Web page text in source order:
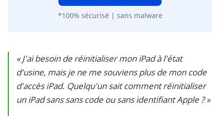
*100% sécurisé | sans malware
« J'ai besoin de réinitialiser mon iPad à l'état
d'usine, mais je ne me souviens plus de mon code
d'accès iPad. Quelqu'un sait comment réinitialiser
un iPad sans sans code ou sans identifiant Apple ? »